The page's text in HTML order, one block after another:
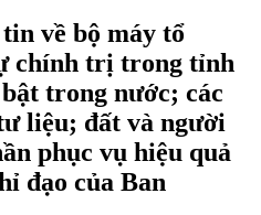
về bộ máy tổ
chính trị trong tỉnh
trong nước; các
liệu; đất và người
phục vụ hiệu quả
đạo của Ban